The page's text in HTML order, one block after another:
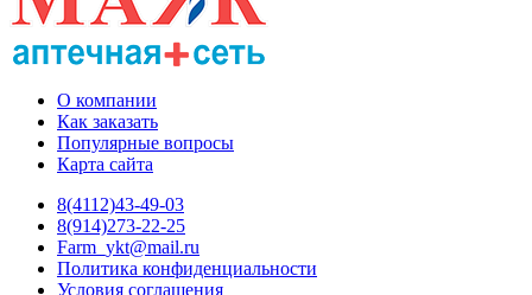
О компании
Как заказать
Популярные вопросы
Карта сайта
8(4112)43-49-03
8(914)273-22-25
Farm_ykt@mail.ru
Политика конфиденциальности
Условия соглашения